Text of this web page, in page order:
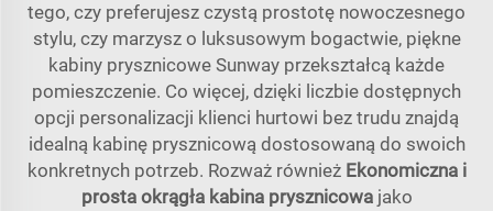
tego, czy preferujesz czystą prostotę nowoczesnego
stylu, czy marzysz o luksusowym bogactwie, piękne
kabiny prysznicowe Sunway przekształcą każde
pomieszczenie. Co więcej, dzięki liczbie dostępnych
opcji personalizacji klienci hurtowi bez trudu znajdą
idealną kabinę prysznicową dostosowaną do swoich
konkretnych potrzeb. Rozważ również Ekonomiczna i
prosta okrągła kabina prysznicowa jako